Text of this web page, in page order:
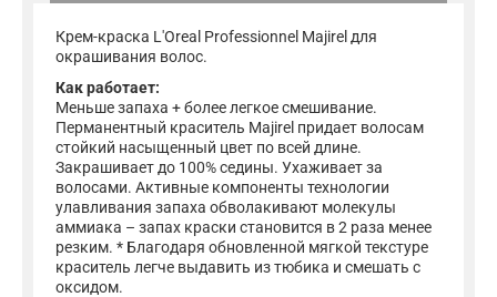
Крем-краска L'Oreal Professionnel Majirel для
окрашивания волос.
Как работает:
Меньше запаха + более легкое смешивание.
Перманентный краситель Majirel придает волосам
стойкий насыщенный цвет по всей длине.
Закрашивает до 100% седины. Ухаживает за
волосами. Активные компоненты технологии
улавливания запаха обволакивают молекулы
аммиака – запах краски становится в 2 раза менее
резким. * Благодаря обновленной мягкой текстуре
краситель легче выдавить из тюбика и смешать с
оксидом.